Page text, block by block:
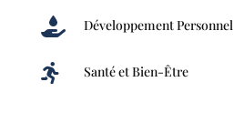
 Développement Personnel
 Santé et Bien-Être